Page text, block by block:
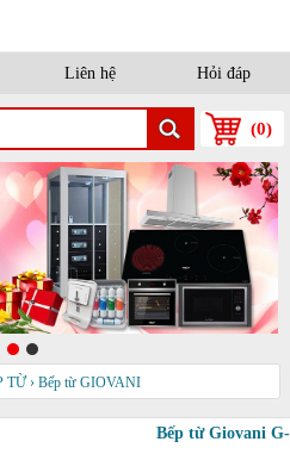
Liên hệ Hỏi đáp
(0)
TỪ › Bếp từ GIOVANI
Bếp từ Giovani